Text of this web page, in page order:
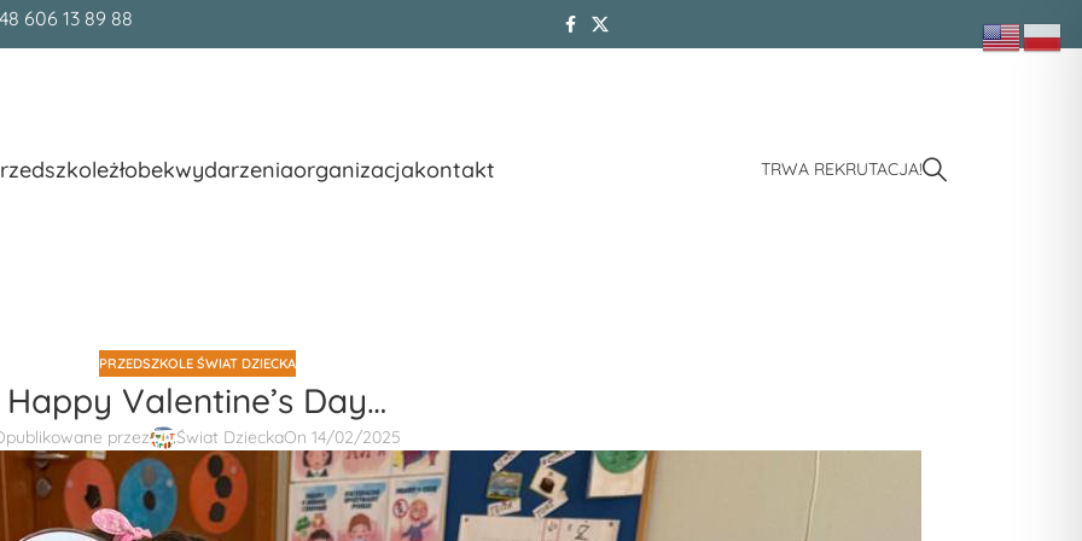
606 13 89 88
żłobekwydarzeniaorganizacjakontakt TRWA REKRUTACJA!
PRZEDSZKOLE ŚWIAT DZIECKA
Happy Valentine’s Day…
przez Świat DzieckaOn 14/02/2025